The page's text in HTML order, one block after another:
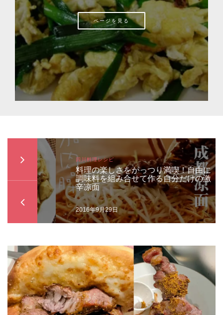
ページを見る
四川料理レシピ
料理の楽しさをがっつり満喫！自由に
調味料を組み合せて作る自分だけの激
辛凉面
2016年9月29日